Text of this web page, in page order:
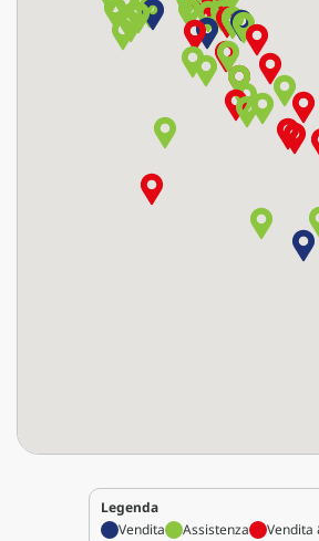
Legenda
Vendita
Assistenza Vendita